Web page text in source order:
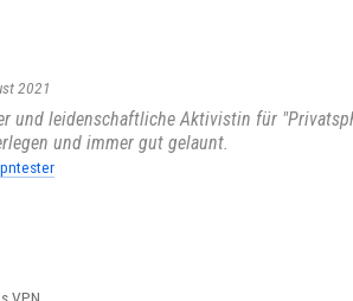
2021
und leidenschaftliche Aktivistin für
und immer gut gelaunt.